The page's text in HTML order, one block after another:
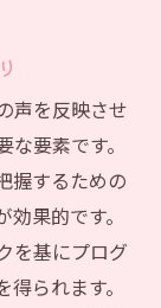
ウ
ト
声を反映させ
要素です。
握するための
果的です。
を基にプログ
られます。